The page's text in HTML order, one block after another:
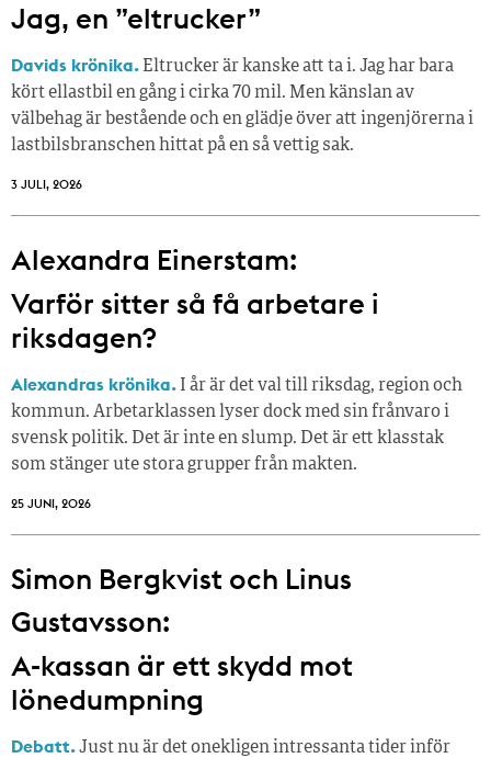
Jag, en ”eltrucker”
Davids krönika. Eltrucker är kanske att ta i. Jag har bara
kört ellastbil en gång i cirka 70 mil. Men känslan av
välbehag är bestående och en glädje över att ingenjörerna i
lastbilsbranschen hittat på en så vettig sak.
3 JULI, 2026
Alexandra Einerstam:
Varför sitter så få ­arbetare i
riksdagen?
Alexandras krönika. I år är det val till riksdag, region och
kommun. Arbetarklassen lyser dock med sin frånvaro i
svensk politik. Det är inte en slump. Det är ett klasstak
som stänger ute stora grupper från makt­en.
25 JUNI, 2026
Simon Bergkvist och Linus
Gustavsson:
A-kassan är ett skydd mot
lönedumpning
Debatt.Just nu är det onekligen intressanta tider inför